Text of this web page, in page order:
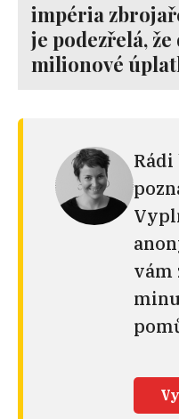
impéria
je podezřelá, že
milionové
vám